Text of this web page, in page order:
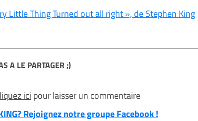
Little Thing Turned out all right », de Stephen King
A LE PARTAGER ;)
ici pour laisser un commentaire
Rejoignez notre groupe Facebook !